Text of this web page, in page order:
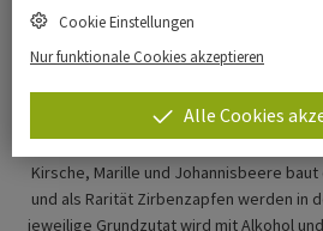
Fruchtliköre und
Für Likörspezialitäten ist man bei Werner
der richtigen Adresse. Die Obstsorten
Kirsche, Marille und Johannisbeere
und als Rarität Zirbenzapfen werden in
jeweilige Grundzutat wird mit Alkohol
Cookie Einstellungen
Nur funktionale Cookies akzeptieren
Alle Cookies